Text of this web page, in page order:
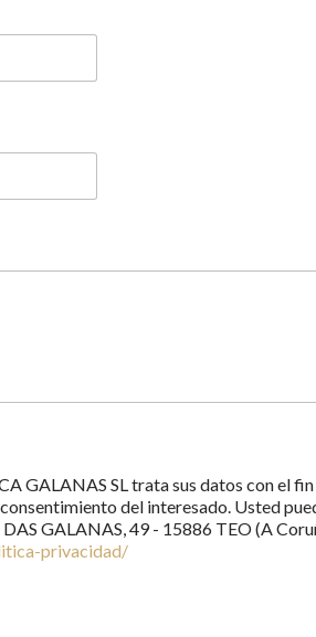
GALANAS SL trata sus datos con el
del interesado. Usted
GALANAS, 49 - 15886 TEO (A
privacidad/